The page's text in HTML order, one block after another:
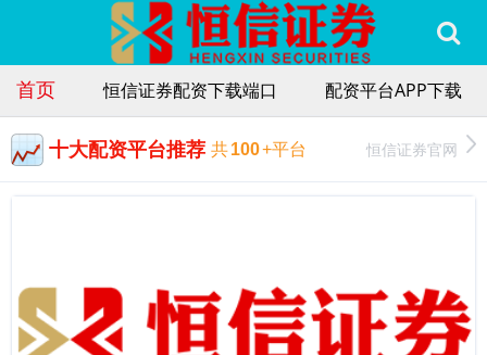
首页 恒信证券配资下载端口 配资平台APP下载
十大配资平台推荐 共100+平台 恒信证券官网